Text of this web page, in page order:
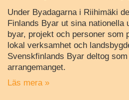
Under Byadagarna i Riihimäki
Finlands Byar ut sina nationella
byar, projekt och personer som
lokal verksamhet och
Svenskfinlands Byar deltog
arrangemanget.
Läs mera »